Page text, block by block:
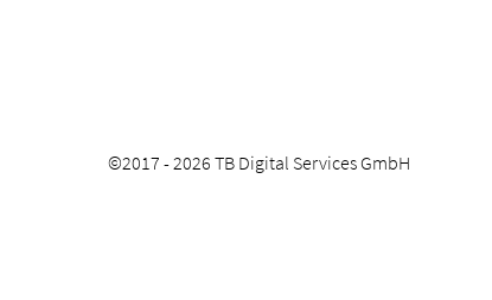
©2017 -2026 TB Digital Services GmbH